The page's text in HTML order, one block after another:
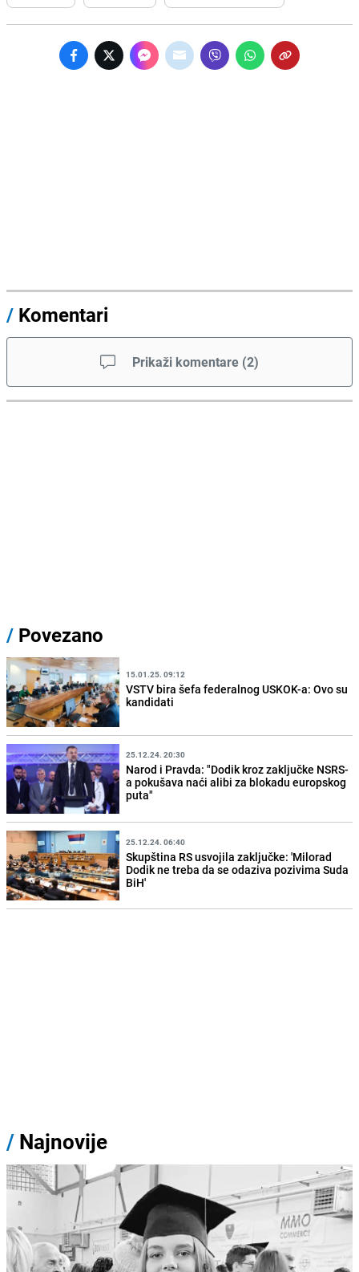
/ Komentari
Prikaži komentare (2)
/ Povezano
15.01.25. 09:12
VSTV bira šefa federalnog USKOK-a: Ovo su
kandidati
25.12.24. 20:30
Narod i Pravda: "Dodik kroz zaključke NSRS-
a pokušava naći alibi za blokadu europskog
puta"
25.12.24. 06:40
Skupština RS usvojila zaključke: 'Milorad
Dodik ne treba da se odaziva pozivima Suda
BiH'
/ Najnovije